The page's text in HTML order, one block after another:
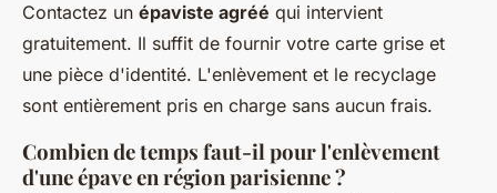
Contactez un épaviste agréé qui intervient
gratuitement. Il suffit de fournir votre carte grise et
une pièce d'identité. L'enlèvement et le recyclage
sont entièrement pris en charge sans aucun frais.
Combien de temps faut-il pour l'enlèvement
d'une épave en région parisienne ?